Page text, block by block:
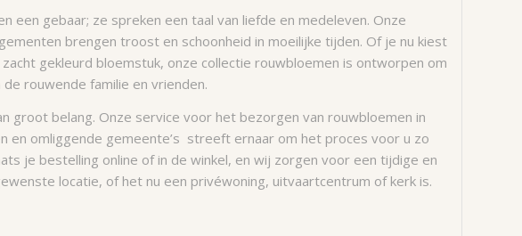
een gebaar; ze spreken een taal van liefde en medeleven. Onze
brengen troost en schoonheid in moeilijke tijden. Of je nu kiest
gekleurd bloemstuk, onze collectie rouwbloemen is ontworpen om
rouwende familie en vrienden.
groot belang. Onze service voor het bezorgen van rouwbloemen in
en omliggende gemeente’s streeft ernaar om het proces voor u zo
je bestelling online of in de winkel, en wij zorgen voor een tijdige en
locatie, of het nu een privéwoning, uitvaartcentrum of kerk is.